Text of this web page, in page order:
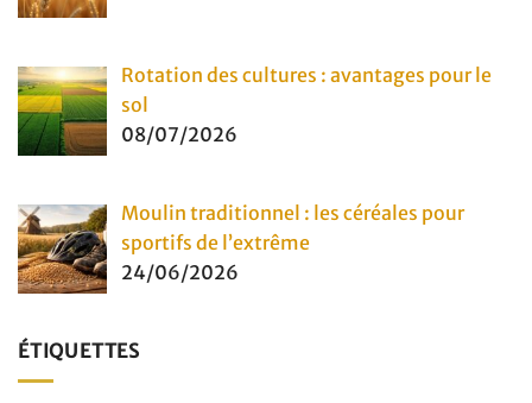
Rotation des cultures : avantages pour le
sol
08/07/2026
Moulin traditionnel : les céréales pour
sportifs de l’extrême
24/06/2026
ÉTIQUETTES